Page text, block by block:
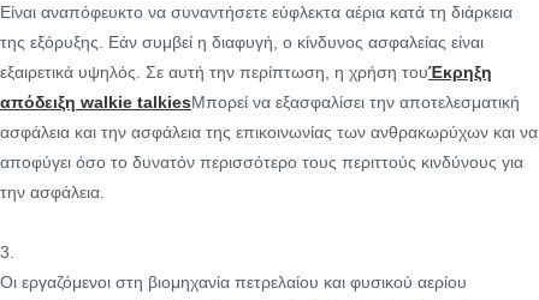
Είναι αναπόφευκτο να συναντήσετε εύφλεκτα αέρια κατά τη διάρκεια
της εξόρυξης. Εάν συμβεί η διαφυγή, ο κίνδυνος ασφαλείας είναι
εξαιρετικά υψηλός. Σε αυτή την περίπτωση, η χρήση τουΈκρηξη
απόδειξη walkie talkiesΜπορεί να εξασφαλίσει την αποτελεσματική
ασφάλεια και την ασφάλεια της επικοινωνίας των ανθρακωρύχων και να
αποφύγει όσο το δυνατόν περισσότερο τους περιττούς κινδύνους για
την ασφάλεια.
3.
Οι εργαζόμενοι στη βιομηχανία πετρελαίου και φυσικού αερίου